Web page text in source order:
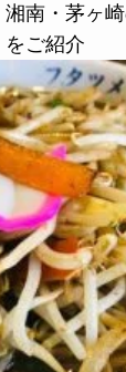
中華」ごはん